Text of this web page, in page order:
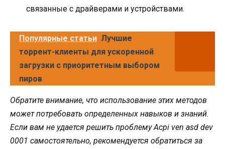
связанные с драйверами и устройствами.
Популярные статьи Лучшие
торрент-клиенты для ускоренной
загрузки с приоритетным выбором
пиров
Обратите внимание, что использование этих методов
может потребовать определенных навыков и знаний.
Если вам не удается решить проблему Acpi ven asd dev
0001 самостоятельно, рекомендуется обратиться за